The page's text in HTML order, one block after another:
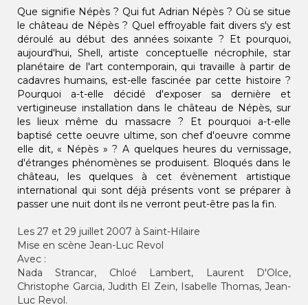
Que signifie Népès ? Qui fut Adrian Népès ? Où se situe
le château de Népès ? Quel effroyable fait divers s'y est
déroulé au début des années soixante ? Et pourquoi,
aujourd'hui, Shell, artiste conceptuelle nécrophile, star
planétaire de l'art contemporain, qui travaille à partir de
cadavres humains, est-elle fascinée par cette histoire ?
Pourquoi a-t-elle décidé d'exposer sa dernière et
vertigineuse installation dans le château de Népès, sur
les lieux même du massacre ? Et pourquoi a-t-elle
baptisé cette oeuvre ultime, son chef d'oeuvre comme
elle dit, « Népès » ? A quelques heures du vernissage,
d'étranges phénomènes se produisent. Bloqués dans le
château, les quelques à cet évènement artistique
international qui sont déjà présents vont se préparer à
passer une nuit dont ils ne verront peut-être pas la fin.
Les 27 et 29 juillet 2007 à Saint-Hilaire
Mise en scène Jean-Luc Revol
Avec :
Nada Strancar, Chloé Lambert, Laurent D'Olce,
Christophe Garcia, Judith El Zein, Isabelle Thomas, Jean-
Luc Revol.